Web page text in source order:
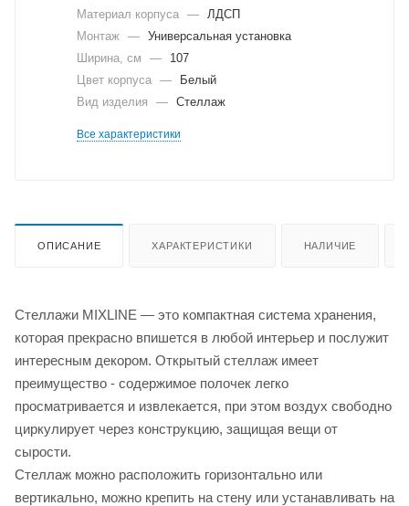
Материал корпуса — ЛДСП
Монтаж — Универсальная установка
Ширина, см
—
107
Цвет корпуса —
Белый
Вид изделия
— Стеллаж
Все характеристики
ОПИСАНИЕ ХАРАКТЕРИСТИКИ НАЛИЧИЕ
Стеллажи MIXLINE — это компактная система хранения,
которая прекрасно впишется в любой интерьер и послужит
интересным декором. Открытый стеллаж имеет
преимущество - содержимое полочек легко
просматривается и извлекается, при этом воздух свободно
циркулирует через конструкцию, защищая вещи от
сырости.
Стеллаж можно расположить горизонтально или
вертикально, можно крепить на стену или устанавливать на